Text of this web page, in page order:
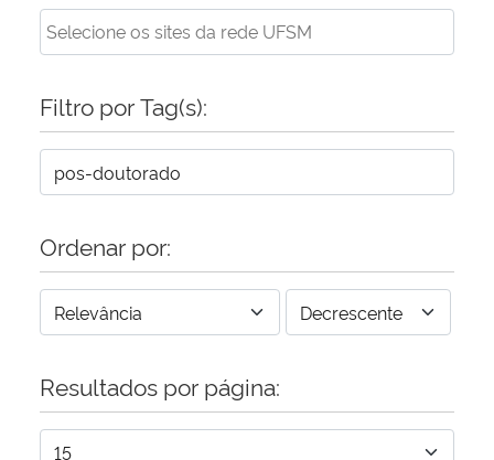
Filtro por Tag(s):
Ordenar por:
Resultados por página: